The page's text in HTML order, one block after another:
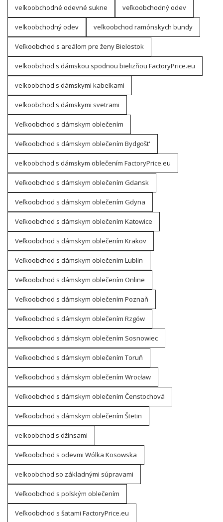
veľkoobchodné odevné sukne veľkoobchodný odev
veľkoobchodný odev veľkoobchod ramónskych bundy
Veľkoobchod s areálom pre ženy Bielostok
veľkoobchod s dámskou spodnou bielizňou FactoryPrice.eu
veľkoobchod s dámskymi kabelkami
veľkoobchod s dámskymi svetrami
Veľkoobchod s dámskym oblečením
Veľkoobchod s dámskym oblečením Bydgošt'
veľkoobchod s dámskym oblečením FactoryPrice.eu
Veľkoobchod s dámskym oblečením Gdansk
Veľkoobchod s dámskym oblečením Gdyna
Veľkoobchod s dámskym oblečením Katowice
Veľkoobchod s dámskym oblečením Krakov
Veľkoobchod s dámskym oblečením Lublin
Veľkoobchod s dámskym oblečením Online
Veľkoobchod s dámskym oblečením Poznaň
Veľkoobchod s dámskym oblečením Rzgów
Veľkoobchod s dámskym oblečením Sosnowiec
Veľkoobchod s dámskym oblečením Toruň
Veľkoobchod s dámskym oblečením Wrocław
Veľkoobchod s dámskym oblečením Čenstochová
Veľkoobchod s dámskym oblečením Štetin
veľkoobchod s džínsami
Veľkoobchod s odevmi Wólka Kosowska
veľkoobchod so základnými súpravami
Veľkoobchod s poľským oblečením
Veľkoobchod s šatami FactoryPrice.eu